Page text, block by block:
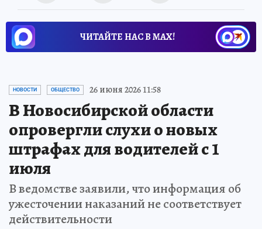
ЧИТАЙТЕ НАС В МАХ!
НОВОСТИ ОБЩЕСТВО 26 июня 2026 11:58
В Новосибирской области
опровергли слухи о новых
штрафах для водителей с 1
июля
В ведомстве заявили, что информация об
ужесточении наказаний не соответствует
действительности